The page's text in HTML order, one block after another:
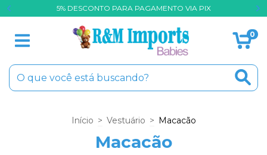
5% DESCONTO PARA PAGAMENTO VIA PIX
0
Início > Vestuário > Macacão
Macacão